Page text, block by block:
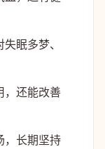
眠多梦、
，还能改善
，长期坚持